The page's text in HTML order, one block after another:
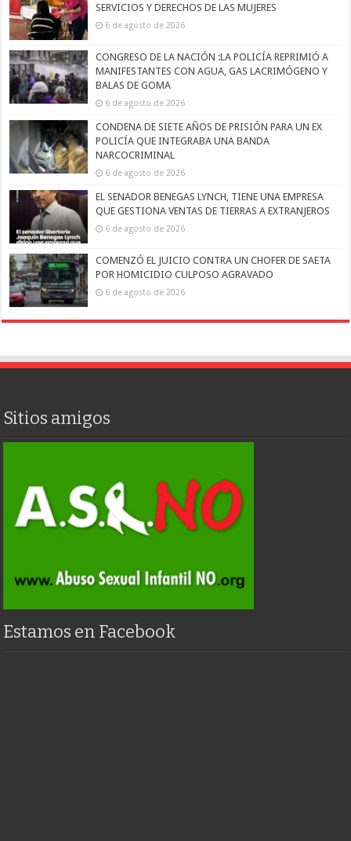
SERVICIOS Y DERECHOS DE LAS MUJERES
6 de agosto de 2026
CONGRESO DE LA NACIÓN :LA POLICÍA REPRIMIÓ A
MANIFESTANTES CON AGUA, GAS LACRIMÓGENO Y
BALAS DE GOMA
6 de agosto de 2026
CONDENA DE SIETE AÑOS DE PRISIÓN PARA UN EX
POLICÍA QUE INTEGRABA UNA BANDA
NARCOCRIMINAL
6 de agosto de 2026
EL SENADOR BENEGAS LYNCH, TIENE UNA EMPRESA
QUE GESTIONA VENTAS DE TIERRAS A EXTRANJEROS
6 de agosto de 2026
COMENZÓ EL JUICIO CONTRA UN CHOFER DE SAETA
POR HOMICIDIO CULPOSO AGRAVADO
6 de agosto de 2026
Sitios amigos
Estamos en Facebook